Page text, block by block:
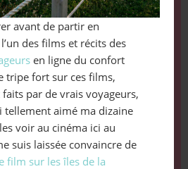
avant de partir en
des films et récits des
en ligne du confort
tripe fort sur ces films,
faits par de vrais voyageurs,
tellement aimé ma dizaine
voir au cinéma ici au
suis laissée convaincre de
film sur les îles de la